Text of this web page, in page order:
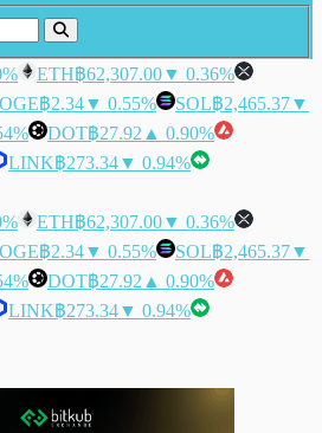
ETH฿62,307.00▼ 0.36%
฿2.34▼ 0.55% SOL฿2,465.37▼
DOT฿27.92 ▲ 0.90%
LINK฿273.34▼ 0.94%
ETH฿62,307.00▼ 0.36%
฿2.34▼ 0.55% SOL฿2,465.37▼
DOT฿27.92 ▲ 0.90%
LINK฿273.34▼ 0.94%